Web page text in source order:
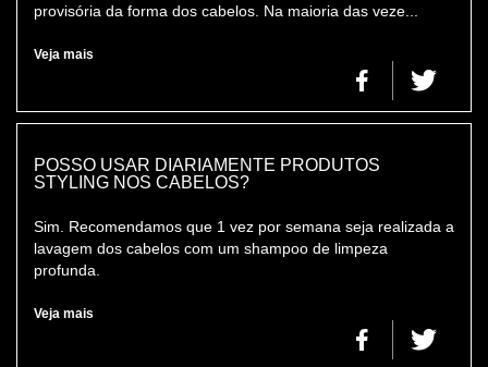
provisória da forma dos cabelos. Na maioria das veze...
Veja mais
POSSO USAR DIARIAMENTE PRODUTOS
STYLING NOS CABELOS?
Sim. Recomendamos que 1 vez por semana seja realizada a
lavagem dos cabelos com um shampoo de limpeza
profunda.
Veja mais